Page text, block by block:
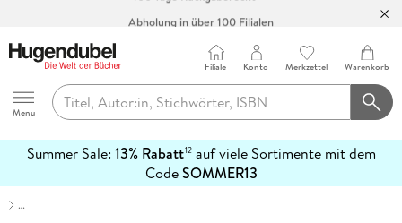
Hugendubel
Menu
Filiale Konto Merkzettel Warenkorb
Summer Sale: 13% Rabatt12auf viele Sortimente mit dem
CodeSOMMER13
erfahren
…